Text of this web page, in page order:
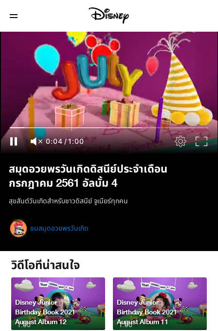
0:05/1:00
สมุดอวยพรวันเกิดดิสนีย์ประจำเดือน
กรกฎาคม 2561 อัลบั้ม 4
สุขสันต์วันเกิดสำหรับชาวดิสนีย์ จูเนียร์ทุกคน
ชมสมุดอวยพรวันเกิด
วิดีโอที่น่าสนใจ
1:00
Disney Junior
Birthday Book 2021
August Album 12
1:00
Disney Junior
Birthday Book 2021
August Album 11